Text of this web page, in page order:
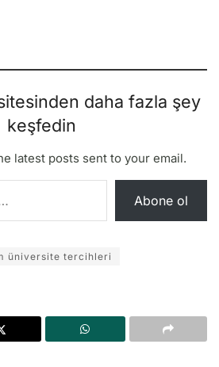
daha fazla şey
keşfedin
latest posts sent to your email.
Abone ol
üniversite tercihleri